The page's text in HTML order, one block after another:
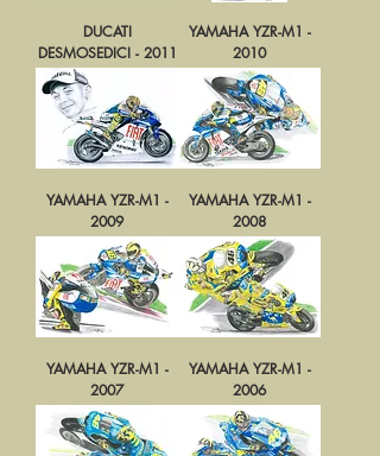
DUCATI
DESMOSEDICI - 2011
YAMAHA YZR-M1 -
2010
YAMAHA YZR-M1 -
2009
YAMAHA YZR-M1 -
2008
YAMAHA YZR-M1 -
2007
YAMAHA YZR-M1 -
2006